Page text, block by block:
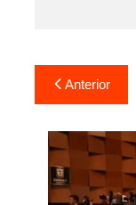
Navegação
de
Post
Anterior